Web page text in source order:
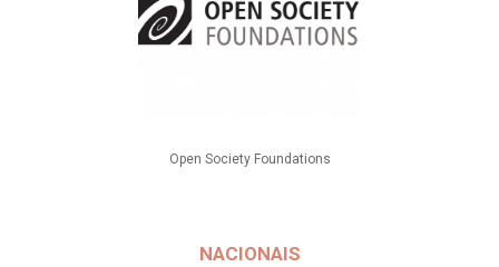
Open Society Foundations
NACIONAIS